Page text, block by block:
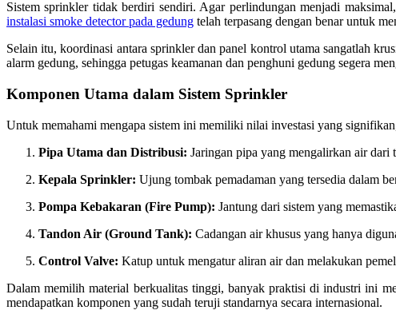
Sistem sprinkler tidak berdiri sendiri. Agar perlindungan menjadi
instalasi smoke detector pada gedung telah terpasang dengan benar untuk
Selain itu, koordinasi antara sprinkler dan panel kontrol utama sangatlah
alarm gedung, sehingga petugas keamanan dan penghuni gedung segera
Komponen Utama dalam Sistem Sprinkler
Untuk memahami mengapa sistem ini memiliki nilai investasi yang
Pipa Utama dan Distribusi: Jaringan pipa yang mengalirkan air dari
Kepala Sprinkler: Ujung tombak pemadaman yang tersedia dalam
Pompa Kebakaran (Fire Pump): Jantung dari sistem yang
Tandon Air (Ground Tank): Cadangan air khusus yang hanya
Control Valve: Katup untuk mengatur aliran air dan melakukan
Dalam memilih material berkualitas tinggi, banyak praktisi di industri ini
mendapatkan komponen yang sudah teruji standarnya secara internasional.